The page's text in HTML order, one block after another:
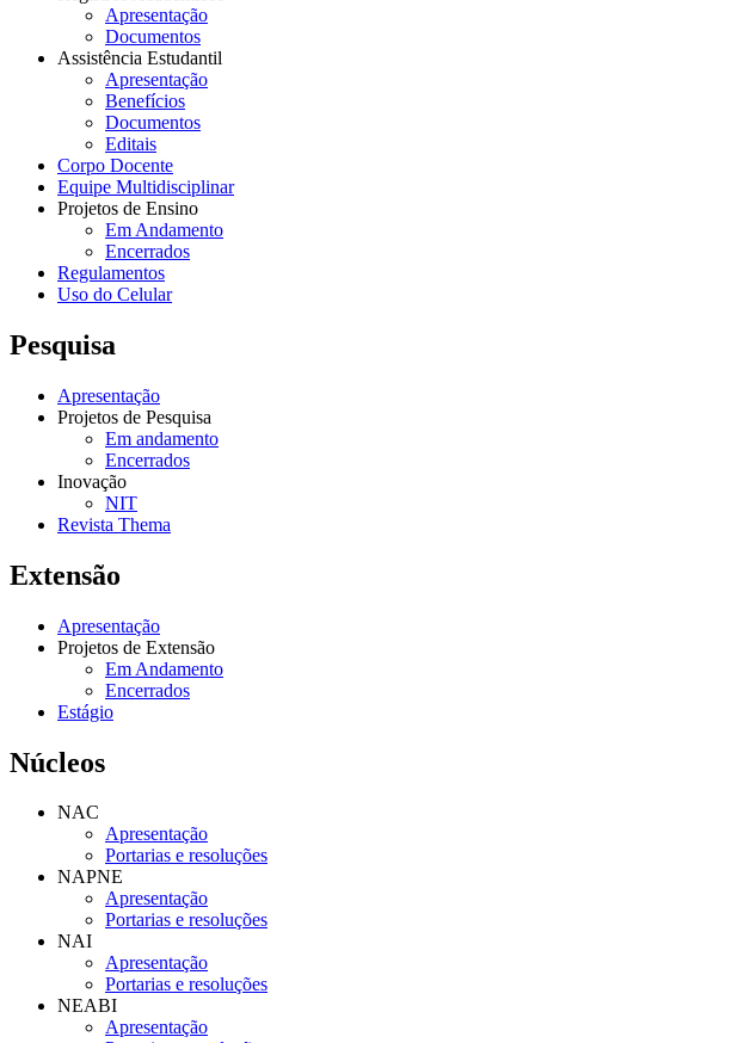
Apresentação
Documentos
Assistência Estudantil
Apresentação
Benefícios
Documentos
Editais
Corpo Docente
Equipe Multidisciplinar
Projetos de Ensino
Em Andamento
Encerrados
Regulamentos
Uso do Celular
Pesquisa
Apresentação
Projetos de Pesquisa
Em andamento
Encerrados
Inovação
NIT
Revista Thema
Extensão
Apresentação
Projetos de Extensão
Em Andamento
Encerrados
Estágio
Núcleos
NAC
Apresentação
Portarias e resoluções
NAPNE
Apresentação
Portarias e resoluções
NAI
Apresentação
Portarias e resoluções
NEABI
Apresentação